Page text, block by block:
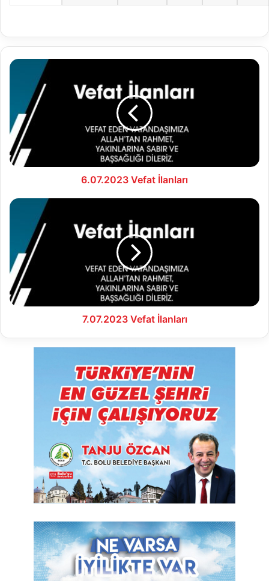
6.07.2023
6.07.2023 Vefat İlanları
7.07.2023
7.07.2023 Vefat İlanları